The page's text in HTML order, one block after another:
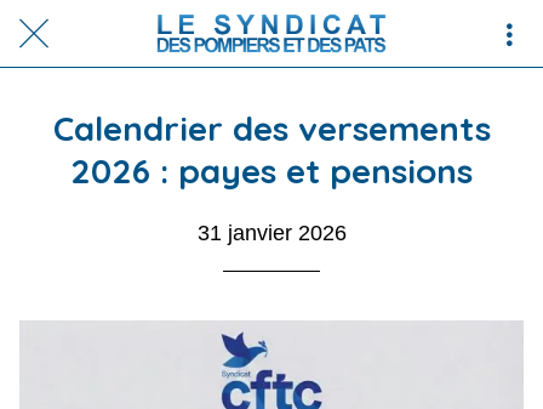
Calendrier des versements
2026 : payes et pensions
31 janvier 2026